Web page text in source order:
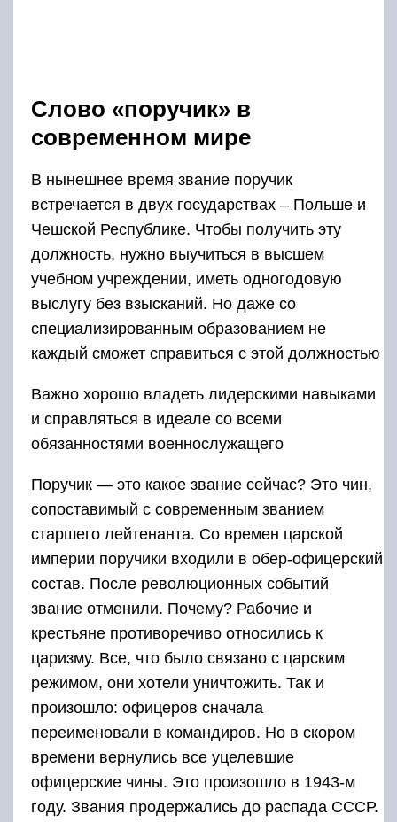
Слово «поручик» в
современном мире
В нынешнее время звание поручик
встречается в двух государствах – Польше и
Чешской Республике. Чтобы получить эту
должность, нужно выучиться в высшем
учебном учреждении, иметь одногодовую
выслугу без взысканий. Но даже со
специализированным образованием не
каждый сможет справиться с этой должностью
Важно хорошо владеть лидерскими навыками
и справляться в идеале со всеми
обязанностями военнослужащего
Поручик — это какое звание сейчас? Это чин,
сопоставимый с современным званием
старшего лейтенанта. Со времен царской
империи поручики входили в обер-офицерский
состав. После революционных событий
звание отменили. Почему? Рабочие и
крестьяне противоречиво относились к
царизму. Все, что было связано с царским
режимом, они хотели уничтожить. Так и
произошло: офицеров сначала
переименовали в командиров. Но в скором
времени вернулись все уцелевшие
офицерские чины. Это произошло в 1943-м
году. Звания продержались до распада СССР.